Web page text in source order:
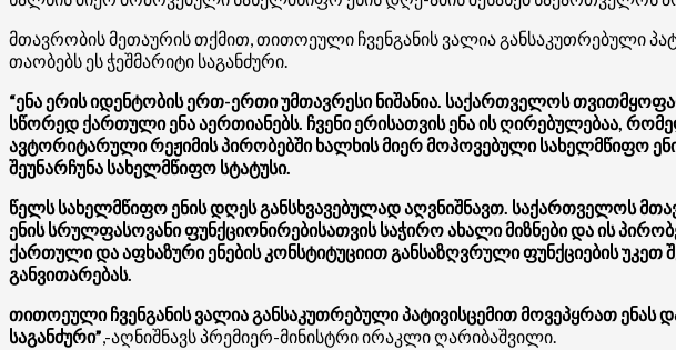
მთავრობის მეთაურის თქმით, თითოეული ჩვენგანის ვალია განსაკუთრებული
თაობებს ეს ჭეშმარიტი საგანძური.
“ენა ერის იდენტობის ერთ-ერთი უმთავრესი ნიშანია. საქართველოს
სწორედ ქართული ენა აერთიანებს. ჩვენი ერისათვის ენა ის ღირებულებაა,
ავტორიტარული რეჟიმის პირობებში ხალხის მიერ მოპოვებული სახელმწიფო
შეუნარჩუნა სახელმწიფო სტატუსი.
წელს სახელმწიფო ენის დღეს განსხვავებულად აღვნიშნავთ. საქართველოს
ენის სრულფასოვანი ფუნქციონირებისათვის საჭირო ახალი მიზნები და ის
ქართული და აფხაზური ენების კონსტიტუციით განსაზღვრული ფუნქციების
განვითარებას.
თითოეული ჩვენგანის ვალია განსაკუთრებული პატივისცემით მოვეპყრათ ენას
საგანძური”,-აღნიშნავს პრემიერ-მინისტრი ირაკლი ღარიბაშვილი.